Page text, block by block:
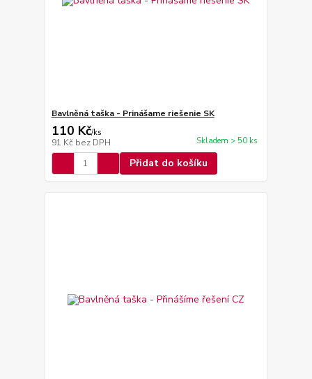
Bavlněná taška - Prinášame riešenie SK
110 Kč/ks
91 Kč bez DPH Skladem > 50 ks
Přidat do košíku